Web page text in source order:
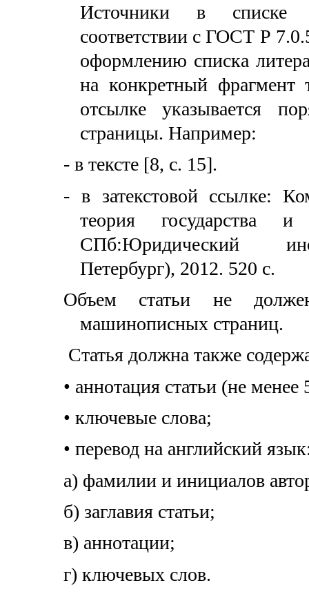
Источники в списке
соответствии с ГОСТ Р
оформлению списка
на конкретный фрагмент
отсылке указывается
страницы. Например:
- в тексте [8, с. 15].
- в затекстовой ссылке:
теория государства
СПб:Юридический
Петербург), 2012. 520 с.
Объем статьи не
машинописных страниц.
Статья должна также
• аннотация статьи (не менее
• ключевые слова;
• перевод на английский
а) фамилии и инициалов
б) заглавия статьи;
в) аннотации;
г) ключевых слов.